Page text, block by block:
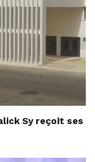
Sy reçoit ses